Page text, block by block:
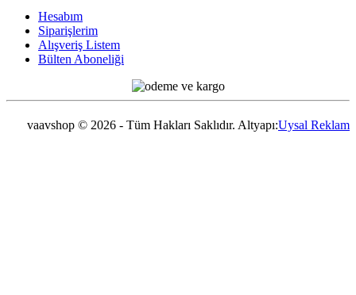
Hesabım
Siparişlerim
Alışveriş Listem
Bülten Aboneliği
vaavshop © 2026 - Tüm Hakları Saklıdır. Altyapı:Uysal Reklam